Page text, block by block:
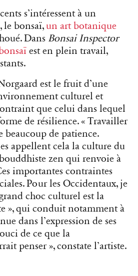
s’intéressent à un
le bonsaï, un art botanique
Dans Bonsai Inspector
est en plein travail,
est le fruit d’une
culturel et
que celui dans lequel
de résilience. « Travailler
beaucoup de patience.
appellent cela la culture du
zen qui renvoie à
importantes contraintes
Pour les Occidentaux, je
choc culturel est la
», qui conduit notamment à
dans l’expression de ses
de ce que la
penser », constate l’artiste.